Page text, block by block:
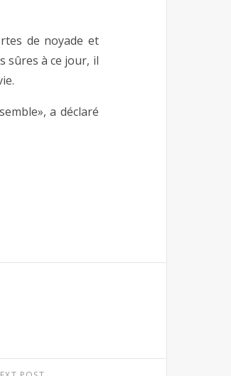
de noyade et
sûres à ce jour, il
a déclaré